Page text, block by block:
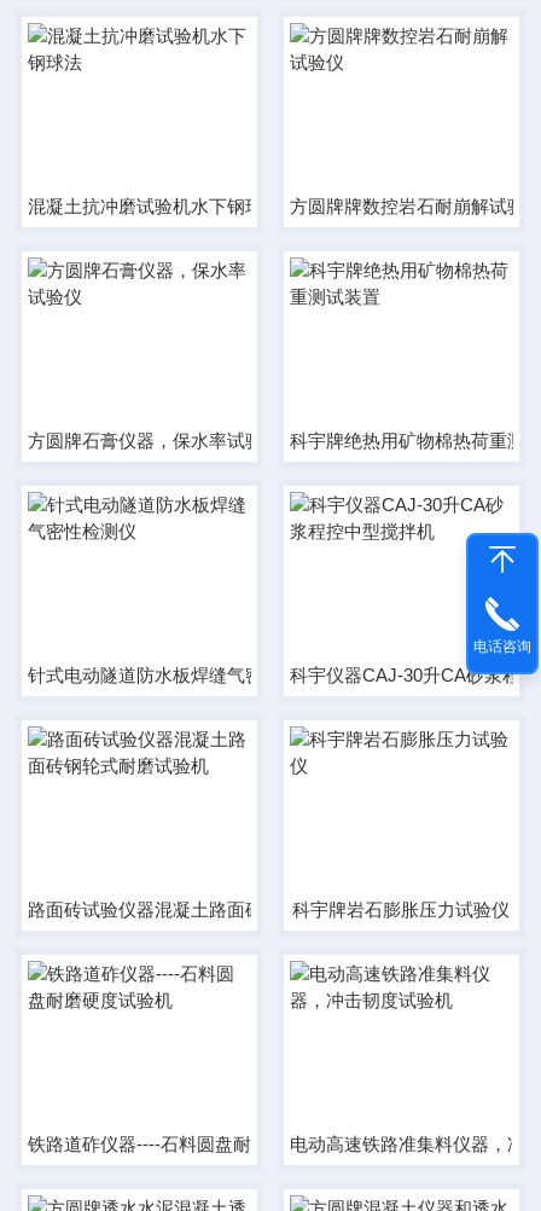
混凝土抗冲磨试验机水下钢球法 方圆牌牌数控岩石耐崩解试验
方圆牌石膏仪器，保水率试验仪 科宇牌绝热用矿物棉热荷重测
针式电动隧道防水板焊缝气密性检测仪科宇仪器CAJ-30升CA砂浆程
路面砖试验仪器混凝土路面砖钢轮式耐磨试验机
科宇牌岩石膨胀压力试验仪
铁路道砟仪器----石料圆盘耐磨硬度试验机电动高速铁路准集料仪器，冲
电话咨询